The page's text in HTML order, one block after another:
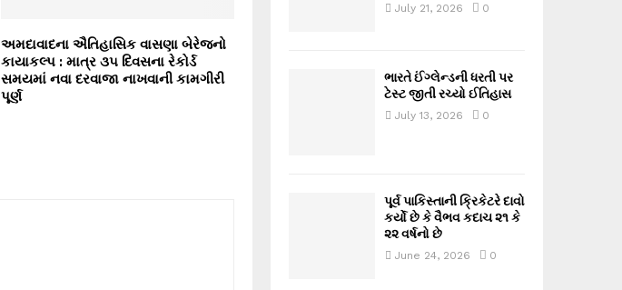
અમદાવાદના ઐતિહાસિક વાસણા બેરેજનો
કાયાકલ્પ : માત્ર ૩૫ દિવસના રેકોર્ડ
સમયમાં નવા દરવાજા નાખવાની કામગીરી
પૂર્ણ
July 21, 2026 0
ભારતે ઈંગ્લેન્ડની ધરતી પર
ટેસ્ટ જીતી રચ્યો ઈતિહાસ
July 13, 2026 0
પૂર્વ પાકિસ્તાની ક્રિકેટરે દાવો
કર્યો છે કે વૈભવ કદાચ ૨૧ કે
૨૨ વર્ષનો છે
June 24, 2026 0